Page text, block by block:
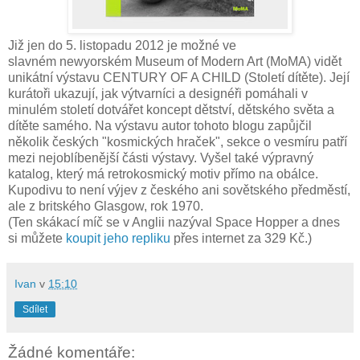
Již jen do 5. listopadu 2012 je možné ve
slavném newyorském Museum of Modern Art (MoMA) vidět
unikátní výstavu CENTURY OF A CHILD (Století dítěte). Její
kurátoři ukazují, jak výtvarníci a designéři pomáhali v
minulém století dotvářet koncept dětství, dětského světa a
dítěte samého. Na výstavu autor tohoto blogu zapůjčil
několik českých "kosmických hraček", sekce o vesmíru patří
mezi nejoblíbenější části výstavy. Vyšel také výpravný
katalog, který má retrokosmický motiv přímo na obálce.
Kupodivu to není výjev z českého ani sovětského předměstí,
ale z britského Glasgow, rok 1970.
(Ten skákací míč se v Anglii nazýval Space Hopper a dnes
si můžete koupit jeho repliku přes internet za 329 Kč.)
Ivan v 15:10
Sdílet
Žádné komentáře: